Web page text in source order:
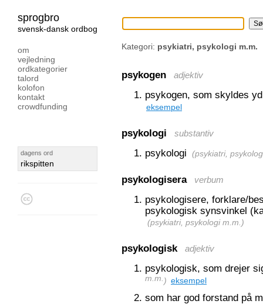
sprogbro
svensk-dansk ordbog
om
vejledning
ordkategorier
talord
kolofon
kontakt
crowdfunding
dagens ord
rikspitten
Kategori: psykiatri, psykologi m.m.
psykogen adjektiv
psykogen, som skyldes
eksempel
psykologi substantiv
psykologi (psykiatri,
psykologisera verbum
psykologisere, forklare/
psykologisk synsvinkel
(psykiatri, psykologi m.m. )
psykologisk adjektiv
psykologisk, som drejer
m.m. ) eksempel
som har god forstand på